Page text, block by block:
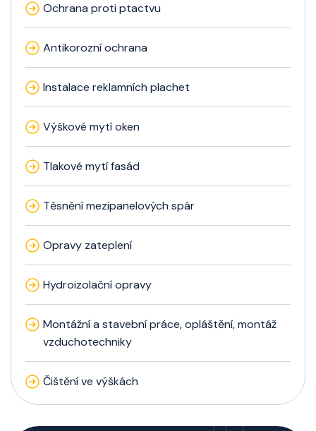
Ochrana proti ptactvu
Antikorozní ochrana
Instalace reklamních plachet
Výškové mytí oken
Tlakové mytí fasád
Těsnění mezipanelových spár
Opravy zateplení
Hydroizolační opravy
Montážní a stavební práce, opláštění, montáž
vzduchotechniky
Čištění ve výškách